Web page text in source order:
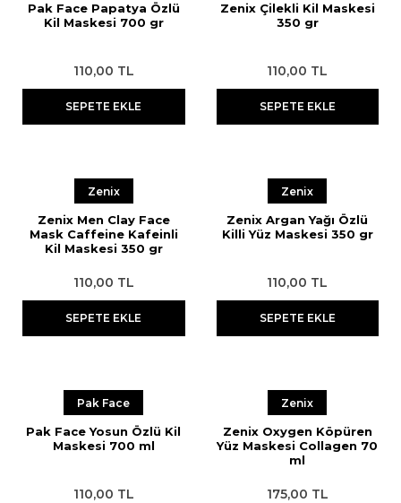
Pak Face Papatya Özlü
Kil Maskesi 700 gr
110,00 TL
SEPETE EKLE
Zenix Çilekli Kil Maskesi
350 gr
110,00 TL
SEPETE EKLE
Zenix
Zenix Men Clay Face
Mask Caffeine Kafeinli
Kil Maskesi 350 gr
110,00 TL
SEPETE EKLE
Zenix
Zenix Argan Yağı Özlü
Killi Yüz Maskesi 350 gr
110,00 TL
SEPETE EKLE
Pak Face
Pak Face Yosun Özlü Kil
Maskesi 700 ml
110,00 TL
Zenix
Zenix Oxygen Köpüren
Yüz Maskesi Collagen 70
ml
175,00 TL